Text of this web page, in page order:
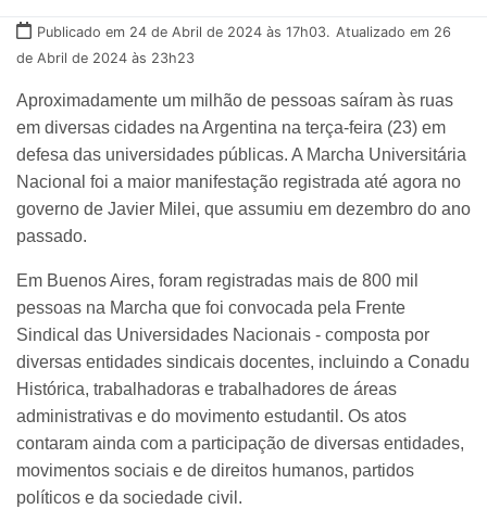
Publicado em 24 de Abril de 2024 às 17h03. Atualizado em 26
de Abril de 2024 às 23h23
Aproximadamente um milhão de pessoas saíram às ruas
em diversas cidades na Argentina na terça-feira (23) em
defesa das universidades públicas. A Marcha Universitária
Nacional foi a maior manifestação registrada até agora no
governo de Javier Milei, que assumiu em dezembro do ano
passado.
Em Buenos Aires, foram registradas mais de 800 mil
pessoas na Marcha que foi convocada pela Frente
Sindical das Universidades Nacionais - composta por
diversas entidades sindicais docentes, incluindo a Conadu
Histórica, trabalhadoras e trabalhadores de áreas
administrativas e do movimento estudantil. Os atos
contaram ainda com a participação de diversas entidades,
movimentos sociais e de direitos humanos, partidos
políticos e da sociedade civil.